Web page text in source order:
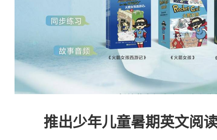
推出少年儿童暑期英文阅